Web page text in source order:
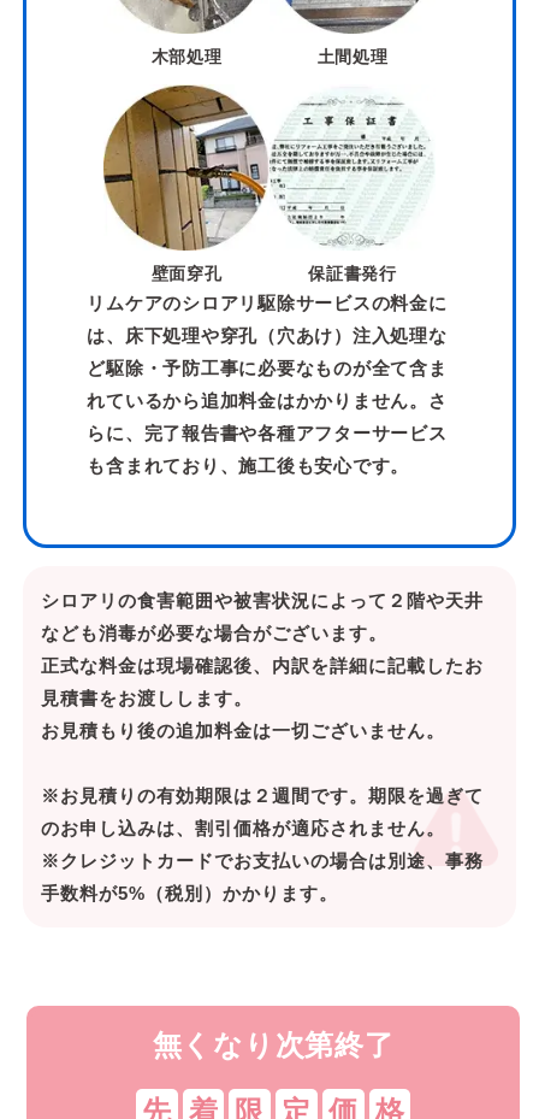
木部処理 土間処理
壁面穿孔 保証書発行
リムケアのシロアリ駆除サービスの料金に
は、床下処理や穿孔（穴あけ）注入処理な
ど駆除・予防工事に必要なものが全て含ま
れているから追加料金はかかりません。さ
らに、完了報告書や各種アフターサービス
も含まれており、施工後も安心です。
シロアリの食害範囲や被害状況によって２階や天井
なども消毒が必要な場合がございます。
正式な料金は現場確認後、内訳を詳細に記載したお
見積書をお渡しします。
お見積もり後の追加料金は一切ございません。
※お見積りの有効期限は２週間です。期限を過ぎて
のお申し込みは、割引価格が適応されません。
※クレジットカードでお支払いの場合は別途、事務
手数料が5%（税別）かかります。
無くなり次第終了
先 着 限 定 価 格